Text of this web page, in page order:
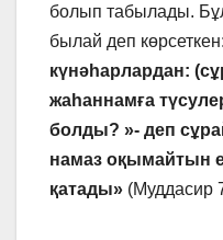
болып табылады.
былай деп көрсеткен:
күнәһарлардан:
жаһаннамға
болды? »- деп
намаз оқымайтын
қатады» (Муддасир